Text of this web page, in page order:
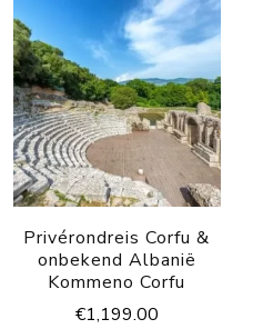
Privérondreis Corfu &
onbekend Albanië
Kommeno Corfu
€1,199.00